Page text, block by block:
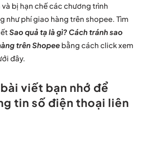
bị hạn chế các chương trình
như phí giao hàng trên shopee. Tìm
Sao quả tạ là gì? Cách tránh sao
trên Shopeebằng cách click xem
đây.
viết bạn nhớ để
tin số điện thoại liên